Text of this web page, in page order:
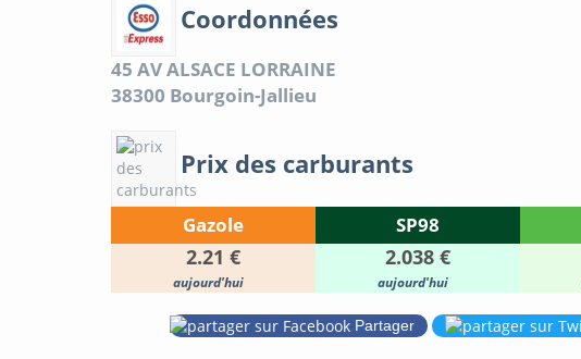
Coordonnées
45 AV ALSACE LORRAINE
38300 Bourgoin-Jallieu
Prix des carburants
Gazole SP98
2.21 € 2.038 €
aujourd'hui aujourd'hui
Partager